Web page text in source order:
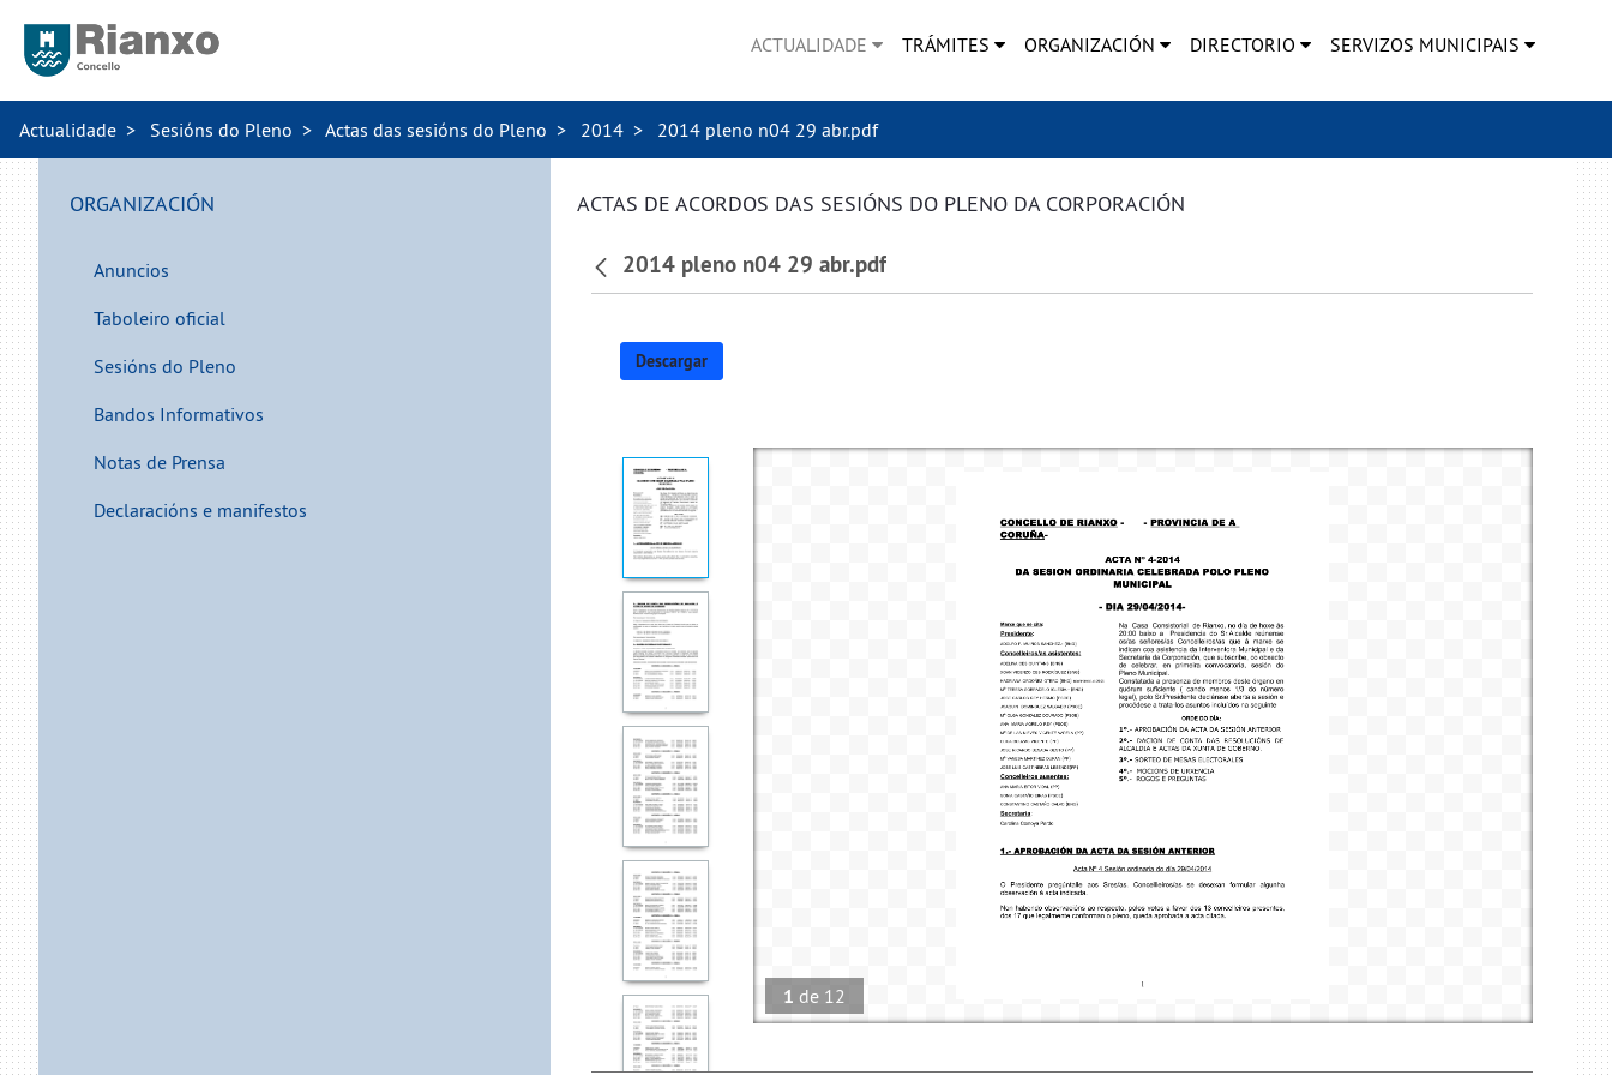
ACTUALIDADE TRÁMITES ORGANIZACIÓN DIRECTORIO SERVIZOS MUNICIPAIS
Actualidade Sesións do Pleno Actas das sesións do Pleno 2014 2014 pleno n04 29 abr.pdf
ORGANIZACIÓN
Anuncios
Taboleiro oficial
Sesións do Pleno
Bandos Informativos
Notas de Prensa
Declaracións e manifestos
ACTAS DE ACORDOS DAS SESIÓNS DO PLENO DA CORPORACIÓN
2014 pleno n04 29 abr.pdf
Descargar
1 de 12